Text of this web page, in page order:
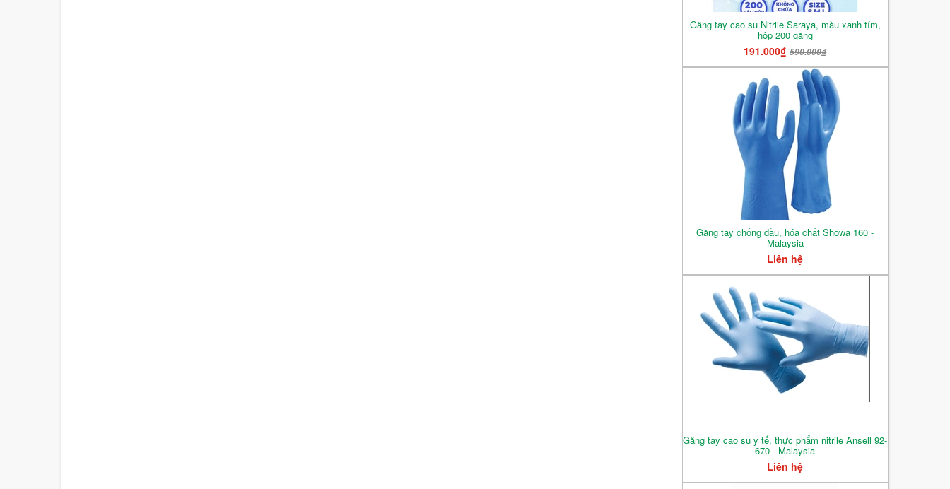
Găng tay cao su Nitrile Saraya, màu xanh tím,
hộp 200 găng
191.000₫590.000₫
Găng tay chống dầu, hóa chất Showa 160 -
Malaysia
Liên hệ
Găng tay cao su y tế, thực phẩm nitrile Ansell 92-
670 - Malaysia
Liên hệ